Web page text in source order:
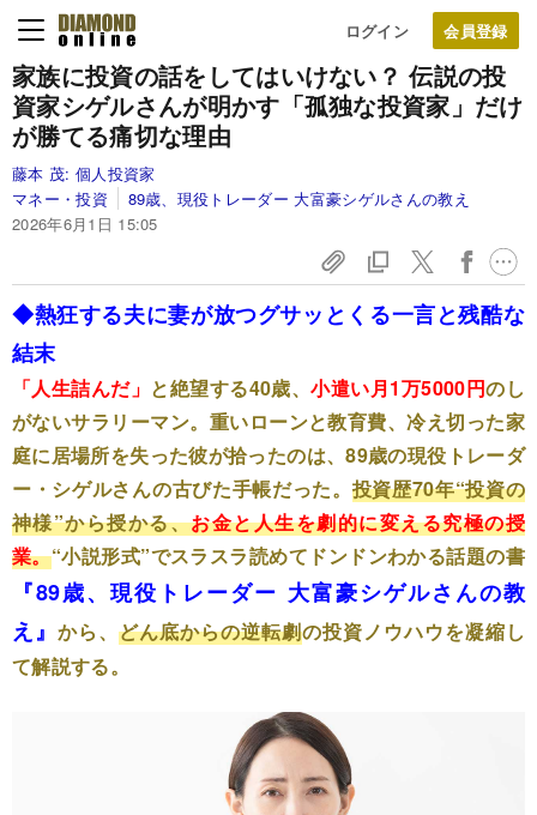
ログイン
家族に投資の話をしてはいけない？ 伝説の投
資家シゲルさんが明かす「孤独な投資家」だけ
が勝てる痛切な理由
藤本 茂: 個人投資家
マネー・投資
89歳、現役トレーダー 大富豪シゲルさんの教え
2026年6月1日 15:05
◆熱狂する夫に妻が放つグサッとくる一言と残酷な
結末
「人生詰んだ」 と絶望する40歳、小遣い月1万5000円のし
がないサラリーマン。重いローンと教育費、冷え切った家
庭に居場所を失った彼が拾ったのは、89歳の現役トレーダ
ー・シゲルさんの古びた手帳だった。 投資歴70年“投資の
神様”から授かる、お金と人生を劇的に変える究極の授
業。“小説形式”でスラスラ読めてドンドンわかる話題の書
『89歳、現役トレーダー 大富豪シゲルさんの教
え』 から、 どん底からの逆転劇の投資ノウハウを凝縮し
て解説する。